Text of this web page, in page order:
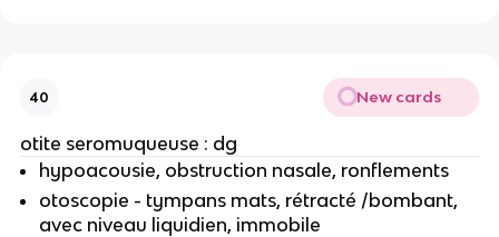
40 New cards
otite seromuqueuse : dg
hypoacousie, obstruction nasale, ronflements
otoscopie - tympans mats, rétracté /bombant,
avec niveau liquidien, immobile